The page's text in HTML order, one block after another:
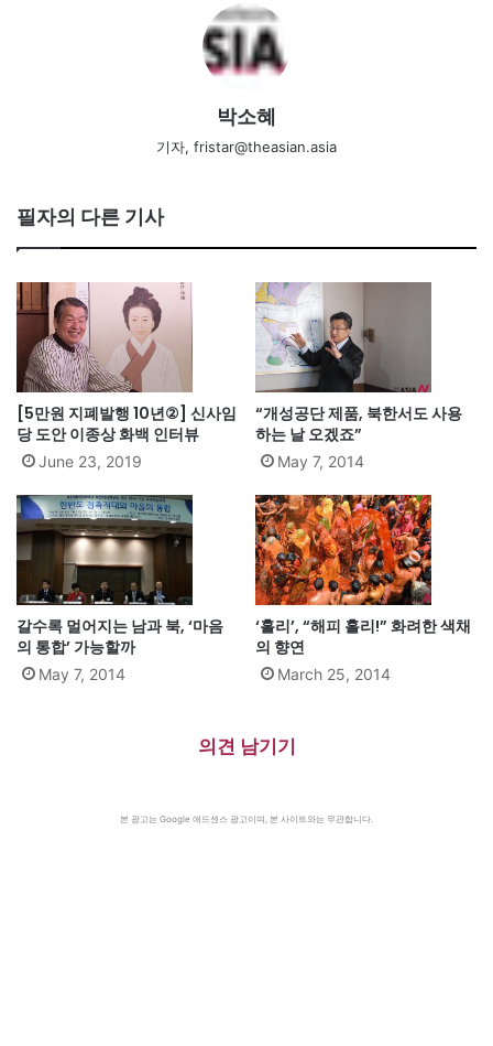
박소혜
기자, fristar@theasian.asia
필자의 다른 기사
[5만원 지폐발행 10년②] 신사임
당 도안 이종상 화백 인터뷰
June 23, 2019
“개성공단 제품, 북한서도 사용
하는 날 오겠죠”
May 7, 2014
갈수록 멀어지는 남과 북, ‘마음
의 통합’ 가능할까
May 7, 2014
‘홀리’, “해피 홀리!” 화려한 색채
의 향연
March 25, 2014
의견 남기기
본 광고는 Google 애드센스 광고이며, 본 사이트와는 무관합니다.